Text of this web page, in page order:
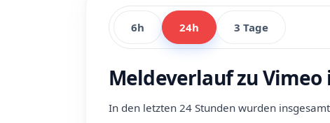
6h 24h 3 Tage
Meldeverlauf zu Vimeo
In den letzten 24 Stunden wurden insgesamt